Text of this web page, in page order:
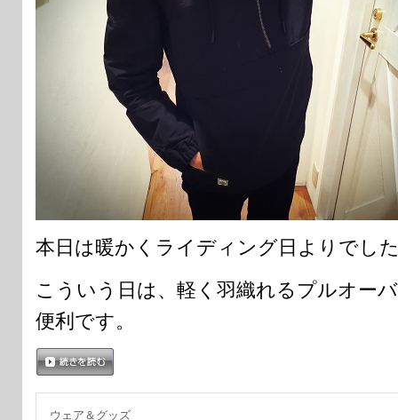
本日は暖かくライディング日よりでし
こういう日は、軽く羽織れるプルオー
便利です。
ウェア＆グッズ